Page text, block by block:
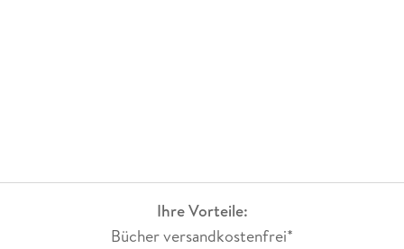
Ihre Vorteile:
Bücher versandkostenfrei*